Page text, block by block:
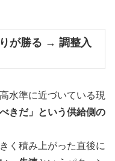
が勝る → 調整入
水準に近づいている現
きだ」という供給側の
く積み上がった直後に